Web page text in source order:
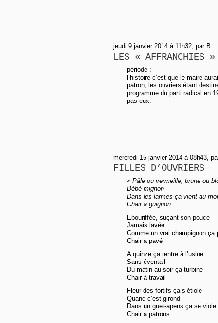
jeudi 9 janvier 2014 à 11h32, par B
LES « AFFRANCHIES »
période :
l’histoire c’est que le maire
patron, les ouvriers étant
programme du parti radical en
pas eux.
mercredi 15 janvier 2014 à 08h43,
FILLES D’OUVRIERS
« Pâle ou vermeille, brune ou
Bébé mignon
Dans les larmes ça vient au
Chair à guignon
Ebouriffée, suçant son pouce
Jamais lavée
Comme un vrai champignon ça
Chair à pavé
A quinze ça rentre à l’usine
Sans éventail
Du matin au soir ça turbine
Chair à travail
Fleur des fortifs ça s’étiole
Quand c’est girond
Dans un guet-apens ça se viole
Chair à patrons